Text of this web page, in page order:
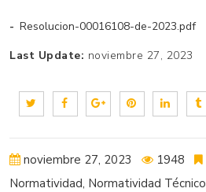
Resolucion-00016108-de-2023.pdf
Last Update: noviembre 27, 2023
noviembre 27, 2023 1948
Normatividad, Normatividad Técnico